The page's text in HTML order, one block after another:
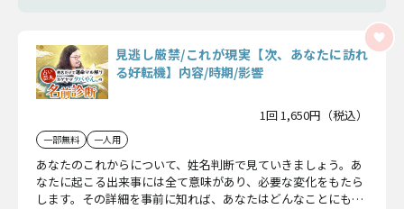
見逃し厳禁/これが現実【次、あなたに訪れ
る好転機】内容/時期/影響
1回 1,650円（税込）
一部無料 一人用
あなたのこれからについて、姓名判断で見ていきましょう。あ
なたに起こる出来事には全て意味があり、必要な変化をもたら
します。その詳細を事前に知れば、あなたはどんなことにも対